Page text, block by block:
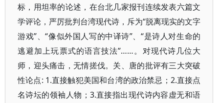
标，用坦率的论述，在台北几家报刊连续发表六篇文
学评论，严厉批判台湾现代诗，斥为“脱离现实的文字
游戏”、“像似外国人写的中译诗”、“是诗人对生命的
逃避加上玩票式的语言技法”……。对现代诗几位大
师，迎头痛击，无情搓伐。关、唐的批评有三大突破
性论点: 1.直接触犯美国和台湾的政治禁忌；2.直接点
名诗坛的领袖人物；3.直接指出现代诗内容虚无和语